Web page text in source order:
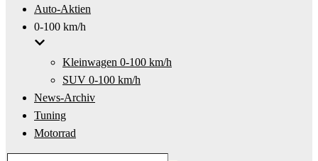
Auto-Aktien
0-100 km/h
Kleinwagen 0-100 km/h
SUV 0-100 km/h
News-Archiv
Tuning
Motorrad